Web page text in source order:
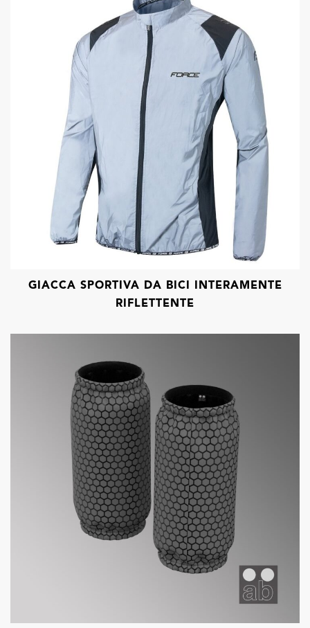
GIACCA SPORTIVA DA BICI INTERAMENTE
RIFLETTENTE